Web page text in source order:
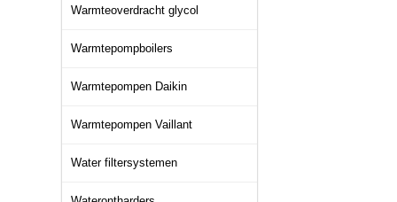
Warmteoverdracht glycol
Warmtepompboilers
Warmtepompen Daikin
Warmtepompen Vaillant
Water filtersystemen